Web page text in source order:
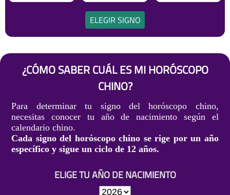
ELEGIR SIGNO
¿CÓMO SABER CUÁL ES MI HORÓSCOPO
CHINO?
Para determinar tu signo del horóscopo chino,
necesitas conocer tu año de nacimiento según el
calendario chino.
Cada signo del horóscopo chino se rige por un año
específico y sigue un ciclo de 12 años.
ELIGE TU AÑO DE NACIMIENTO